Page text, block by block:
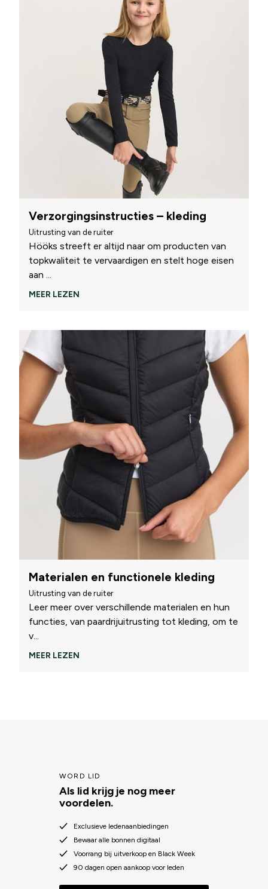
Verzorgingsinstructies – kleding
Uitrusting van de ruiter
Hööks streeft er altijd naar om producten van
topkwaliteit te vervaardigen en stelt hoge eisen
aan ...
MEER LEZEN
Materialen en functionele kleding
Uitrusting van de ruiter
Leer meer over verschillende materialen en hun
functies, van paardrijuitrusting tot kleding, om te
v...
MEER LEZEN
WORD LID
Als lid krijg je nog meer
voordelen.
Exclusieve ledenaanbiedingen
Bewaar alle bonnen digitaal
Voorrang bij uitverkoop en Black Week
90 dagen open aankoop voor leden